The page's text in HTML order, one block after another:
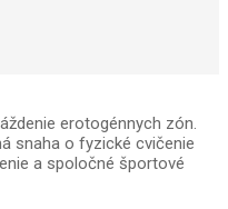
erotogénnych zón.
snaha o fyzické cvičenie
a spoločné športové